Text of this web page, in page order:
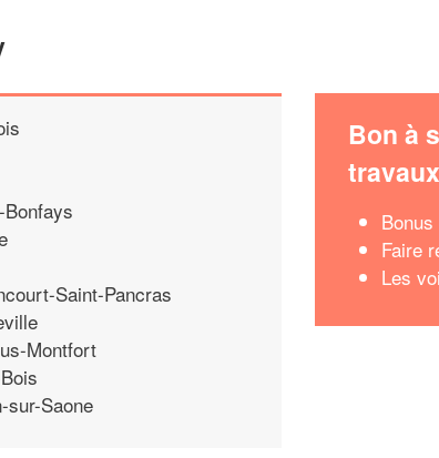
Saint-Pancras
Montfort
sur-Saone
Bon à
travaux
Faire
Les